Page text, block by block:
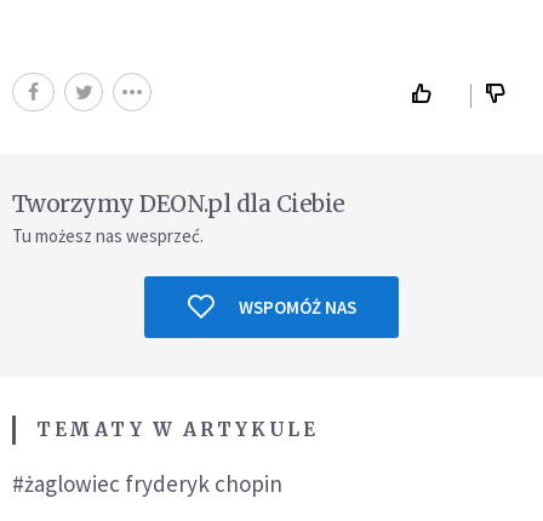
Tworzymy DEON.pl dla Ciebie
Tu możesz nas wesprzeć.
WSPOMÓŻ NAS
TEMATY W ARTYKULE
#żaglowiec fryderyk chopin